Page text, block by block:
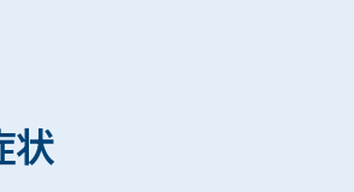
状